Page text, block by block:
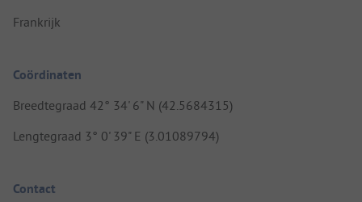
Frankrijk
Coördinaten
Breedtegraad 42° 34' 6" N (42.5684315)
Lengtegraad 3° 0' 39" E (3.01089794)
Contact